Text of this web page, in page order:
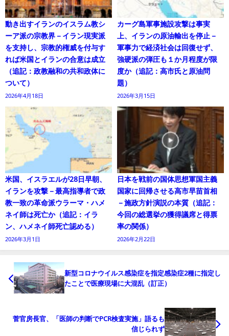
動き出すイランのイスラム教シ
ーア派の宗教界－イラン現実派
を支持し、宗教的権威を付与す
れば米国とイランの合意は成立
（追記：政教融和の共和政体に
ついて）
2026年4月18日
カーグ島軍事施設攻撃は事実
上、イランの原油輸出を停止－
軍事力で経済社会は回復せず、
強硬派の弾圧も１か月程度が限
度か（追記：高市氏と原油問
題）
2026年3月15日
米国、イスラエルが28日早朝、
イランを攻撃－最高指導者で政
教一致の革命派ウラーマ・ハメ
ネイ師は死亡か（追記：イラ
ン、ハメネイ師死亡認める）
2026年3月1日
日本を戦前の国体思想軍国主義
国家に回帰させる高市早苗首相
－施政方針演説の本質（追記：
今回の総選挙の獲得議席と得票
率の関係）
2026年2月22日
新型コロナウイルス感染症を指定感染症2種に指定し
たことで医療現場に大混乱（訂正）
菅官房長官、「医師の判断でPCR検査実施」語るも
信じられず